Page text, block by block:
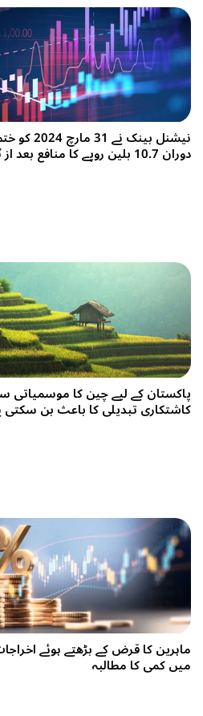
نیشنل
دوران 10.7 بلین روپے کا منافع بعد از ٹیکس رجسٹر کیا
پاکستان کے لیے چین کا موسمیاتی
کاشتکاری تبدیلی کا باعث بن سکتی
ماہرین کا قرض کے بڑھتے ہوئے
میں کمی کا مطالبہ